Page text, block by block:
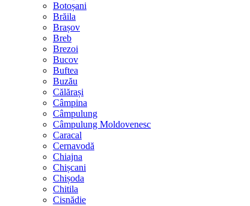
Botoșani
Brăila
Brașov
Breb
Brezoi
Bucov
Buftea
Buzău
Călărași
Câmpina
Câmpulung
Câmpulung Moldovenesc
Caracal
Cernavodă
Chiajna
Chișcani
Chișoda
Chitila
Cisnădie